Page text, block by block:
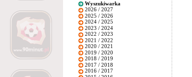
Wyszukiwarka
2026 / 2027
2025 / 2026
2024 / 2025
2023 / 2024
2022 / 2023
2021 / 2022
2020 / 2021
2019 / 2020
2018 / 2019
2017 / 2018
2016 / 2017